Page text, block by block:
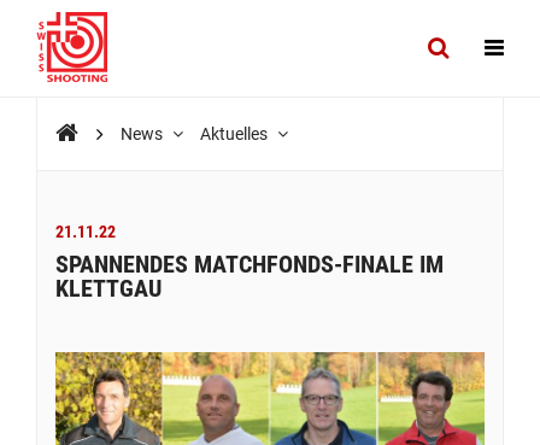
News Aktuelles
21.11.22
SPANNENDES MATCHFONDS-FINALE IM
KLETTGAU